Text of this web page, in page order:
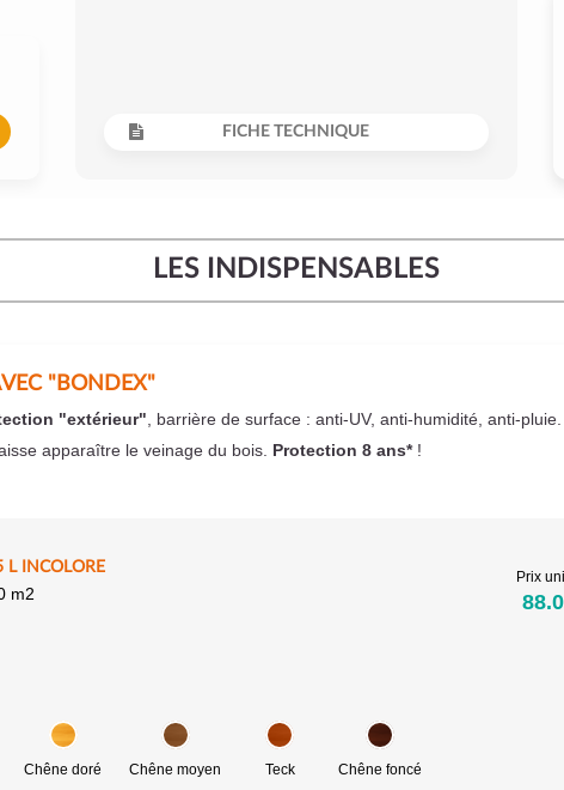
FICHE TECHNIQUE
LES INDISPENSABLES
"BONDEX"
"extérieur" , barrière de surface : anti-UV, anti-humidité, anti-
apparaître le veinage du bois. Protection 8 ans*!
L INCOLORE
m2
Prix
Chêne doré Chêne moyen Teck Chêne foncé